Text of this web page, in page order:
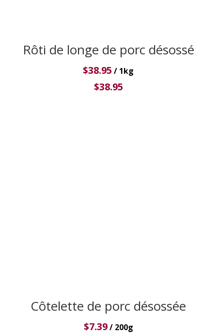
Rôti de longe de porc désossé
$38.95 / 1kg
$38.95
Côtelette de porc désossée
$7.39/ 200g